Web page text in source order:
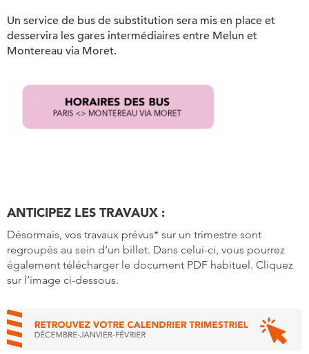
Un service de bus de substitution sera mis en place et
desservira les gares intermédiaires entre Melun et
Montereau via Moret.
ANTICIPEZ LES TRAVAUX :
Désormais, vos travaux prévus* sur un trimestre sont
regroupés au sein d’un billet. Dans celui-ci, vous pourrez
également télécharger le document PDF habituel. Cliquez
sur l’image ci-dessous.